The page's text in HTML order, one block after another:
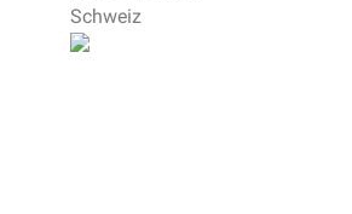
Schweiz